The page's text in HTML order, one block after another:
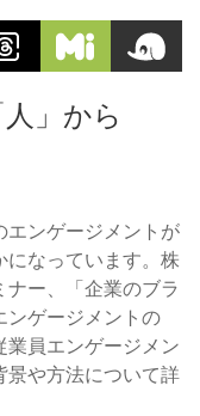
」から
エンゲージメントが
なっています。株
ー、「企業のブラ
ンゲージメントの
業員エンゲージメン
景や方法について詳